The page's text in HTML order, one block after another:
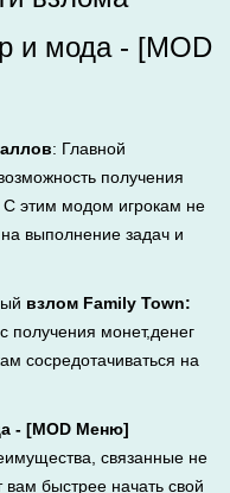
и мода - [MOD
: Главной
получения
С этим модом игрокам не
выполнение задач и
взлом Family Town:
получения монет,денег
сосредотачиваться на
- [MOD Меню]
связанные не
быстрее начать свой